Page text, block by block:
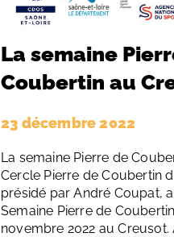
La semaine
Coubertin au
23 décembre 2022
La semaine Pierre de
Cercle Pierre de Coubertin
présidé par André Coupat,
Semaine Pierre de
novembre 2022 au